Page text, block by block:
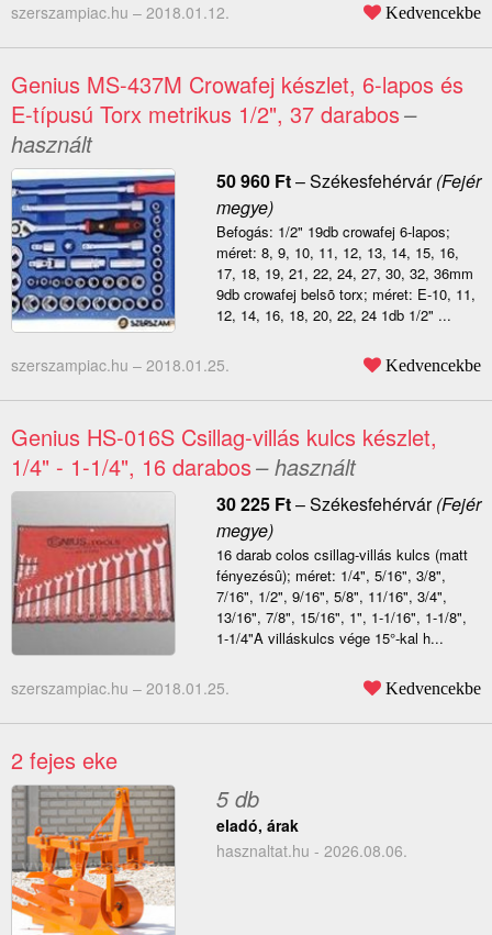
szerszampiac.hu – 2018.01.12. Kedvencekbe
Genius MS-437M Crowafej készlet, 6-lapos és
E-típusú Torx metrikus 1/2", 37 darabos–
használt
50 960 Ft–Székesfehérvár(Fejér
megye)
Befogás: 1/2" 19db crowafej 6-lapos;
méret: 8, 9, 10, 11, 12, 13, 14, 15, 16,
17, 18, 19, 21, 22, 24, 27, 30, 32, 36mm
9db crowafej belsõ torx; méret: E-10, 11,
12, 14, 16, 18, 20, 22, 24 1db 1/2" ...
szerszampiac.hu – 2018.01.25. Kedvencekbe
Genius HS-016S Csillag-villás kulcs készlet,
1/4" - 1-1/4", 16 darabos– használt
30 225 Ft–Székesfehérvár(Fejér
megye)
16 darab colos csillag-villás kulcs (matt
fényezésû); méret: 1/4", 5/16", 3/8",
7/16", 1/2", 9/16", 5/8", 11/16", 3/4",
13/16", 7/8", 15/16", 1", 1-1/16", 1-1/8",
1-1/4"A villáskulcs vége 15°-kal h...
szerszampiac.hu – 2018.01.25. Kedvencekbe
2 fejes eke
5 db
eladó, árak
hasznaltat.hu - 2026.08.06.